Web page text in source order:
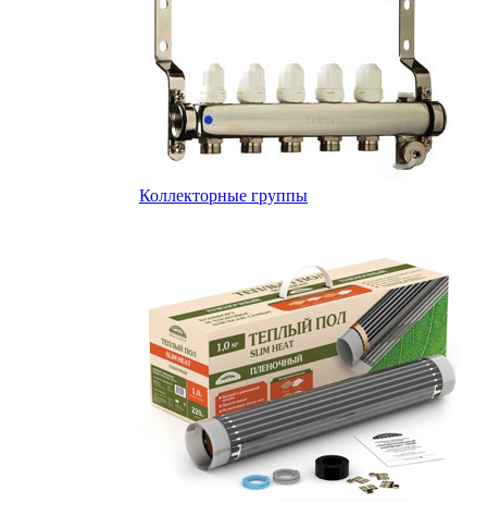
Коллекторные группы